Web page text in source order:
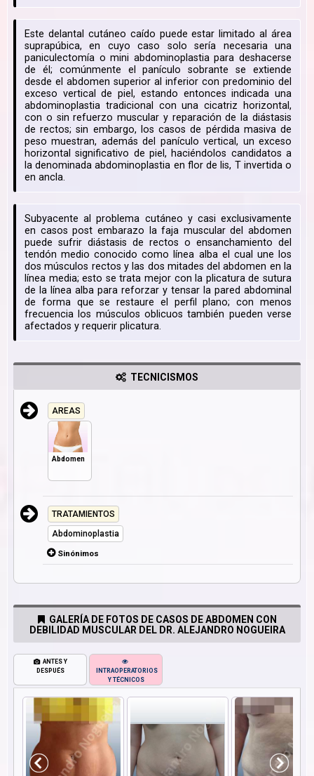
Este delantal cutáneo caído puede estar limitado al área
suprapúbica, en cuyo caso solo sería necesaria una
paniculectomía o mini abdominoplastia para deshacerse
de él; comúnmente el panículo sobrante se extiende
desde el abdomen superior al inferior con predominio del
exceso vertical de piel, estando entonces indicada una
abdominoplastia tradicional con una cicatriz horizontal,
con o sin refuerzo muscular y reparación de la diástasis
de rectos; sin embargo, los casos de pérdida masiva de
peso muestran, además del panículo vertical, un exceso
horizontal significativo de piel, haciéndolos candidatos a
la denominada abdominoplastia en flor de lis, T invertida o
en ancla.
Subyacente al problema cutáneo y casi exclusivamente
en casos post embarazo la faja muscular del abdomen
puede sufrir diástasis de rectos o ensanchamiento del
tendón medio conocido como línea alba el cual une los
dos músculos rectos y las dos mitades del abdomen en la
línea media; esto se trata mejor con la plicatura de sutura
de la línea alba para reforzar y tensar la pared abdominal
de forma que se restaure el perfil plano; con menos
frecuencia los músculos oblicuos también pueden verse
afectados y requerir plicatura.
TECNICISMOS
AREAS
Abdomen
TRATAMIENTOS
Abdominoplastia
Sinónimos
GALERÍA DE FOTOS DE CASOS DE ABDOMEN CON
DEBILIDAD MUSCULAR DEL DR. ALEJANDRO NOGUEIRA
ANTES Y
DESPUÉS
INTRAOPERATORIOS
Y TÉCNICOS